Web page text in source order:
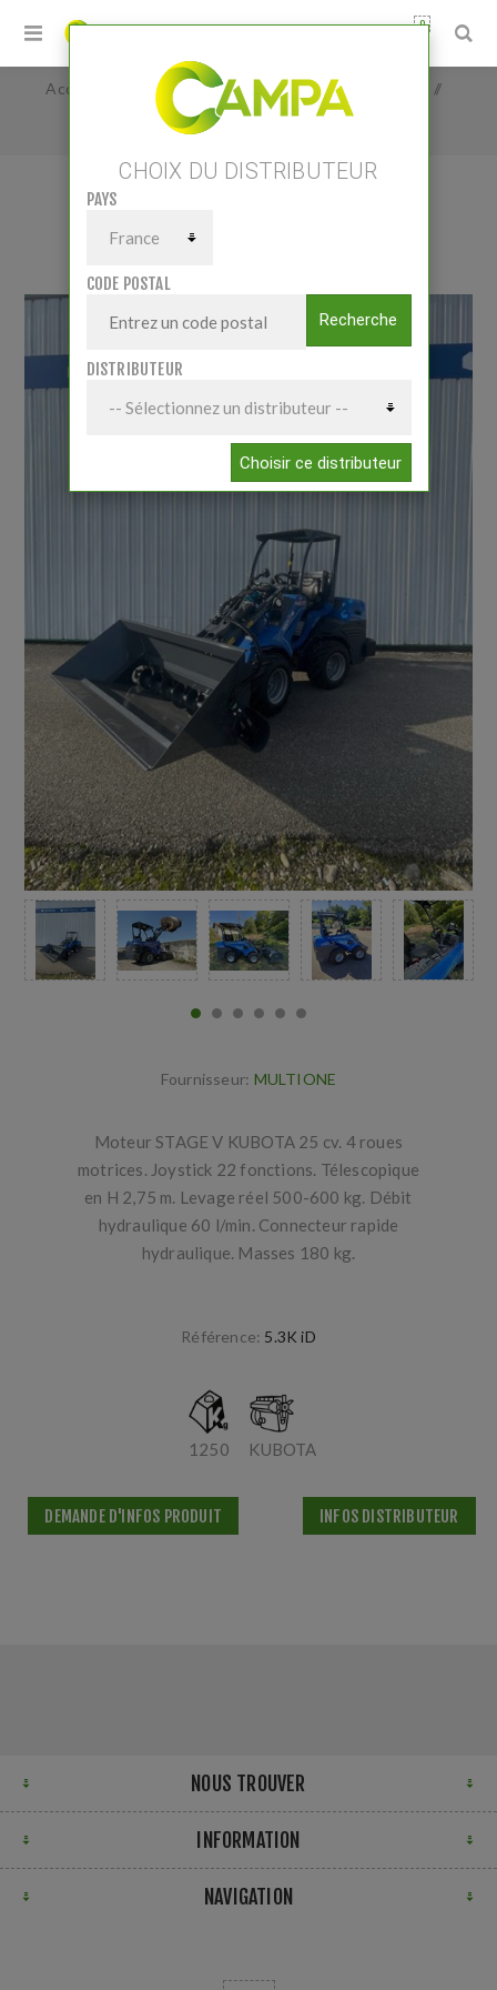
0
Accueil Matériels / Manutention / /
MULTIONE 5.3K iD
Fournisseur: MULTIONE
Moteur STAGE V KUBOTA 25 cv. 4 roues
motrices. Joystick 22 fonctions. Télescopique
en H 2,75 m. Levage réel 500-600 kg. Débit
hydraulique 60 l/min. Connecteur rapide
hydraulique. Masses 180 kg.
Référence: 5.3K iD
1250 KUBOTA
DEMANDE D'INFOS PRODUIT INFOS DISTRIBUTEUR
NOUS TROUVER
INFORMATION
NAVIGATION
CHOIX DU DISTRIBUTEUR
PAYS
CODE POSTAL
Recherche
DISTRIBUTEUR
Choisir ce distributeur